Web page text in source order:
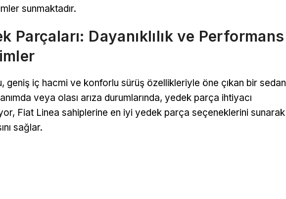
sunmaktadır.
Parçaları: Dayanıklılık ve Performans
geniş iç hacmi ve konforlu sürüş özellikleriyle öne çıkan bir sedan
veya olası arıza durumlarında, yedek parça ihtiyacı
Fiat Linea sahiplerine en iyi yedek parça seçeneklerini sunarak
sağlar.